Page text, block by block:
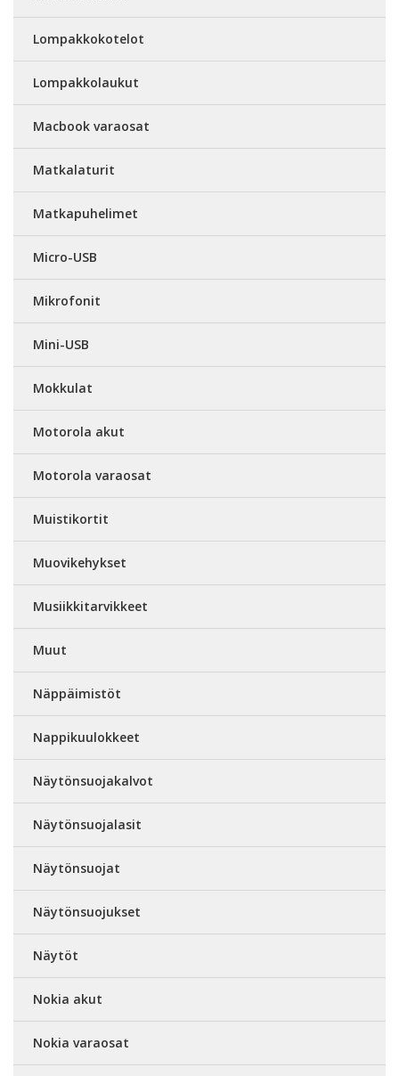
Lompakkokotelot
Lompakkolaukut
Macbook varaosat
Matkalaturit
Matkapuhelimet
Micro-USB
Mikrofonit
Mini-USB
Mokkulat
Motorola akut
Motorola varaosat
Muistikortit
Muovikehykset
Musiikkitarvikkeet
Muut
Näppäimistöt
Nappikuulokkeet
Näytönsuojakalvot
Näytönsuojalasit
Näytönsuojat
Näytönsuojukset
Näytöt
Nokia akut
Nokia varaosat